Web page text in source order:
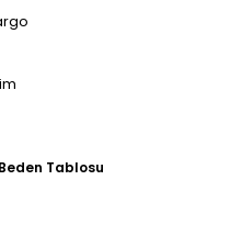
Beden Tablosu